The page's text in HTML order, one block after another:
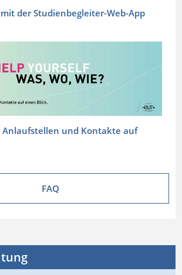
der Studienbegleiter-Web-App
Anlaufstellen und Kontakte auf
FAQ